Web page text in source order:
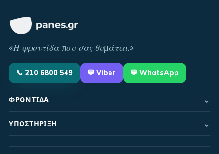
«Η φροντίδα που σας θυμάται.»
📞 210 6800 549 💬 Viber 💬 WhatsApp
ΦΡΟΝΤΊΔΑ ⌄
ΥΠΟΣΤΉΡΙΞΗ ⌄